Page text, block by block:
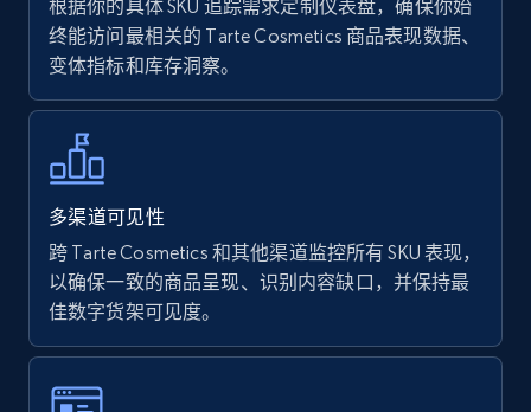
5.6K+ 876+ 立即开始
using specific category URL
URL, Final price, Sku, Currency, Gtin,
Specifications, Image urls, Top reviews, and
more.
5.6K+ 876+
根据你的具体 SKU 追踪需求定制仪表盘，确保你始
终能访问最相关的 Tarte Cosmetics 商品表现数据、
变体指标和库存洞察。
多渠道可见性
跨 Tarte Cosmetics 和其他渠道监控所有 SKU 表现，
以确保一致的商品呈现、识别内容缺口，并保持最
佳数字货架可见度。